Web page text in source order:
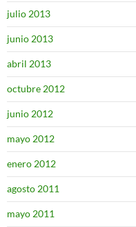
julio 2013
junio 2013
abril 2013
octubre 2012
junio 2012
mayo 2012
enero 2012
agosto 2011
mayo 2011